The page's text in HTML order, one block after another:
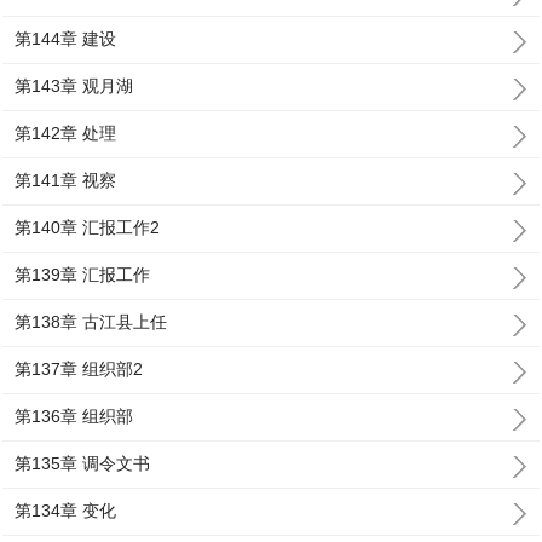
第144章 建设
第143章 观月湖
第142章 处理
第141章 视察
第140章 汇报工作2
第139章 汇报工作
第138章 古江县上任
第137章 组织部2
第136章 组织部
第135章 调令文书
第134章 变化